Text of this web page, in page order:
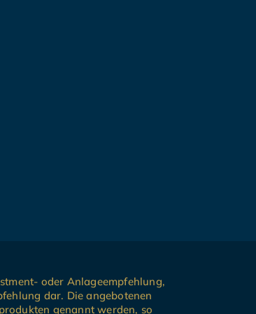
oder Anlageempfehlung,
dar. Die angebotenen
genannt werden, so